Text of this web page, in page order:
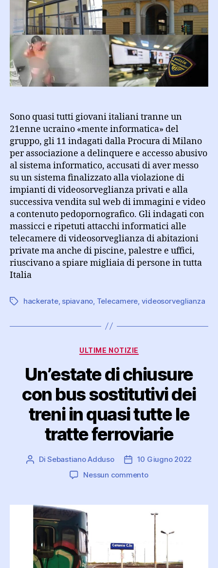
spiavano
mezza
Italia
privata
vendendo
video
e
foto
Sono quasi tutti giovani italiani tranne un
21enne ucraino «mente informatica» del
gruppo, gli 11 indagati dalla Procura di Milano
per associazione a delinquere e accesso abusivo
al sistema informatico, accusati di aver messo
su un sistema finalizzato alla violazione di
impianti di videosorveglianza privati e alla
successiva vendita sul web di immagini e video
a contenuto pedopornografico. Gli indagati con
massicci e ripetuti attacchi informatici alle
telecamere di videosorveglianza di abitazioni
private ma anche di piscine, palestre e uffici,
riuscivano a spiare migliaia di persone in tutta
Italia
Tag hackerate, spiavano, Telecamere, videosorveglianza
Categorie
ULTIME NOTIZIE
Un’estate di chiusure
con bus sostitutivi dei
treni in quasi tutte le
tratte ferroviarie
Autore
DiSebastiano Adduso
Data
dell'articolo
10 Giugno 2022
Nessun commentosu
chiusure
con
bus
sostitutivi
treni